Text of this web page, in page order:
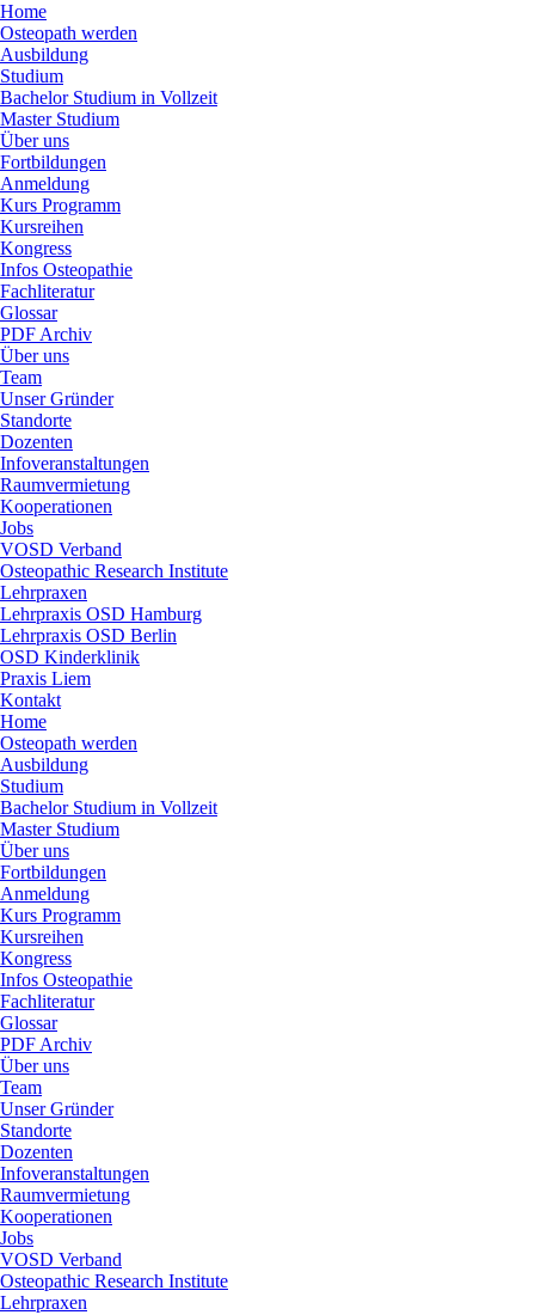
Home
Osteopath werden
Ausbildung
Studium
Bachelor Studium in Vollzeit
Master Studium
Über uns
Fortbildungen
Anmeldung
Kurs Programm
Kursreihen
Kongress
Infos Osteopathie
Fachliteratur
Glossar
PDF Archiv
Über uns
Team
Unser Gründer
Standorte
Dozenten
Infoveranstaltungen
Raumvermietung
Kooperationen
Jobs
VOSD Verband
Osteopathic Research Institute
Lehrpraxen
Lehrpraxis OSD Hamburg
Lehrpraxis OSD Berlin
OSD Kinderklinik
Praxis Liem
Kontakt
Home
Osteopath werden
Ausbildung
Studium
Bachelor Studium in Vollzeit
Master Studium
Über uns
Fortbildungen
Anmeldung
Kurs Programm
Kursreihen
Kongress
Infos Osteopathie
Fachliteratur
Glossar
PDF Archiv
Über uns
Team
Unser Gründer
Standorte
Dozenten
Infoveranstaltungen
Raumvermietung
Kooperationen
Jobs
VOSD Verband
Osteopathic Research Institute
Lehrpraxen